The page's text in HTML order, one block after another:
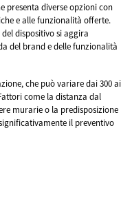
presenta diverse opzioni con
e alle funzionalità offerte.
dispositivo si aggira
del brand e delle funzionalità
che può variare dai 300 ai
come la distanza dal
murarie o la predisposizione
il preventivo